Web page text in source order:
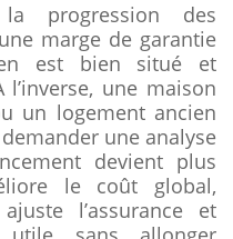
progression des
marge de garantie
est bien situé et
une maison
un logement ancien
une analyse
devient plus
le coût global,
l’assurance et